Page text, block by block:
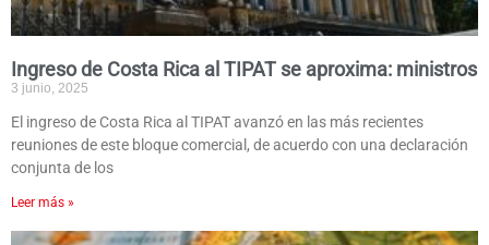
Ingreso de Costa Rica al TIPAT se aproxima: ministros
3 junio, 2025
El ingreso de Costa Rica al TIPAT avanzó en las más recientes
reuniones de este bloque comercial, de acuerdo con una declaración
conjunta de los
Leer más »